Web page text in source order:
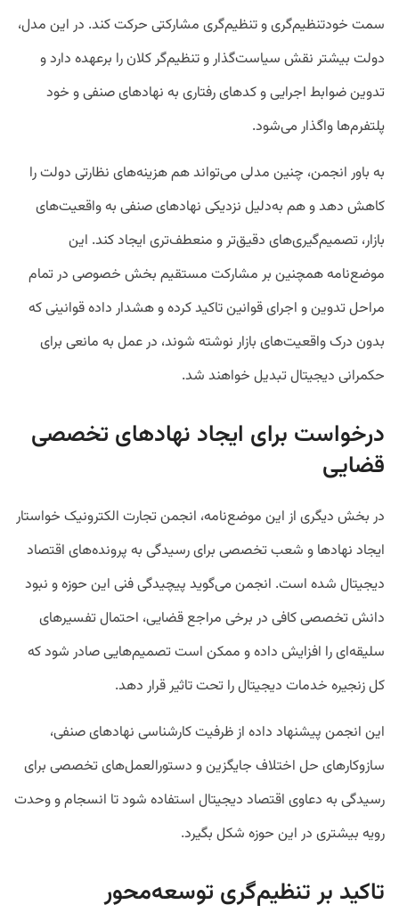
سمت خودتنظیم‌گری و تنظیم‌گری مشارکتی حرکت کند. در این مدل،
دولت بیشتر نقش سیاست‌گذار و تنظیم‌گر کلان را برعهده دارد و
تدوین ضوابط اجرایی و کدهای رفتاری به نهادهای صنفی و خود
پلتفرم‌ها واگذار می‌شود.
به باور انجمن، چنین مدلی می‌تواند هم هزینه‌های نظارتی دولت را
کاهش دهد و هم به‌دلیل نزدیکی نهادهای صنفی به واقعیت‌های
بازار، تصمیم‌گیری‌های دقیق‌تر و منعطف‌تری ایجاد کند. این
موضع‌نامه همچنین بر مشارکت مستقیم بخش خصوصی در تمام
مراحل تدوین و اجرای قوانین تاکید کرده و هشدار داده قوانینی که
بدون درک واقعیت‌های بازار نوشته شوند، در عمل به مانعی برای
حکمرانی دیجیتال تبدیل خواهند شد.
درخواست برای ایجاد نهادهای تخصصی
قضایی
در بخش دیگری از این موضع‌نامه، انجمن تجارت الکترونیک خواستار
ایجاد نهادها و شعب تخصصی برای رسیدگی به پرونده‌های اقتصاد
دیجیتال شده است. انجمن می‌گوید پیچیدگی فنی این حوزه و نبود
دانش تخصصی کافی در برخی مراجع قضایی، احتمال تفسیرهای
سلیقه‌ای را افزایش داده و ممکن است تصمیم‌هایی صادر شود که
کل زنجیره خدمات دیجیتال را تحت تاثیر قرار دهد.
این انجمن پیشنهاد داده از ظرفیت کارشناسی نهادهای صنفی،
سازوکارهای حل اختلاف جایگزین و دستورالعمل‌های تخصصی برای
رسیدگی به دعاوی اقتصاد دیجیتال استفاده شود تا انسجام و وحدت
رویه بیشتری در این حوزه شکل بگیرد.
تاکید بر تنظیم‌گری توسعه‌محور